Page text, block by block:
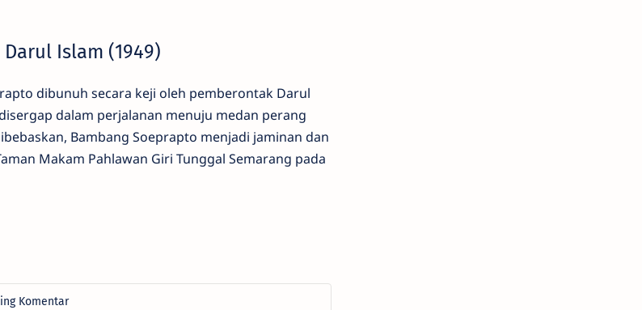
Islam (1949)
dibunuh secara keji oleh pemberontak Darul
dalam perjalanan menuju medan perang
Bambang Soeprapto menjadi jaminan dan
Makam Pahlawan Giri Tunggal Semarang pada